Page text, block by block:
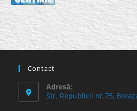
Contact
Adresă:
Str. Republicii nr.75,